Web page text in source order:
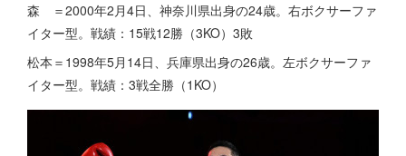
森 ＝2000年2月4日、神奈川県出身の24歳。右ボクサーファ
イター型。戦績：15戦12勝（3KO）3敗
松本＝1998年5月14日、兵庫県出身の26歳。左ボクサーファ
イター型。戦績：3戦全勝（1KO）